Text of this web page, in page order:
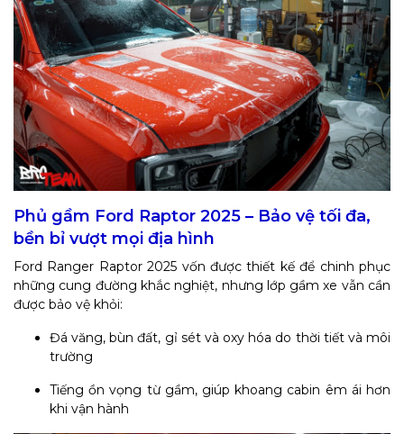
Phủ gầm Ford Raptor 2025 – Bảo vệ tối đa,
bền bỉ vượt mọi địa hình
Ford Ranger Raptor 2025 vốn được thiết kế để chinh phục
những cung đường khắc nghiệt, nhưng lớp gầm xe vẫn cần
được bảo vệ khỏi:
Đá văng, bùn đất, gỉ sét và oxy hóa do thời tiết và môi
trường
Tiếng ồn vọng từ gầm, giúp khoang cabin êm ái hơn
khi vận hành